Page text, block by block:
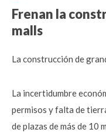
Frenan la
malls
La construcción de
La incertidumbre
permisos y falta de
de plazas de más de 10